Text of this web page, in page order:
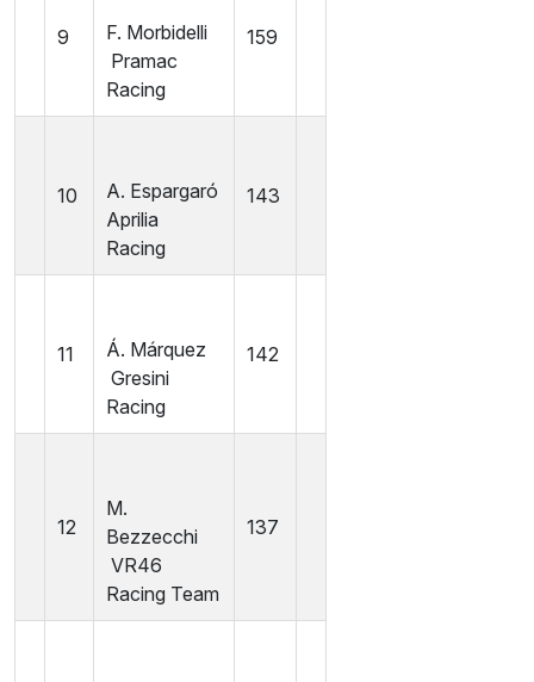
9
F. Morbidelli
Pramac
Racing
159
10
A. Espargaró
Aprilia
Racing
143
11
Á. Márquez
Gresini
Racing
142
12
M.
Bezzecchi
VR46
Racing Team
137